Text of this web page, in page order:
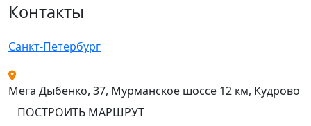
Контакты
Санкт-Петербург
Мега Дыбенко, 37, Мурманское шоссе 12 км, Кудрово
ПОСТРОИТЬ МАРШРУТ